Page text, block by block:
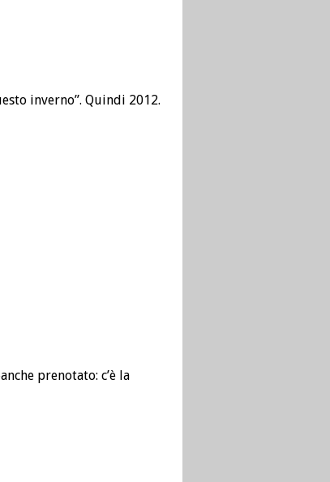
inverno”. Quindi 2012.
prenotato: c’è la